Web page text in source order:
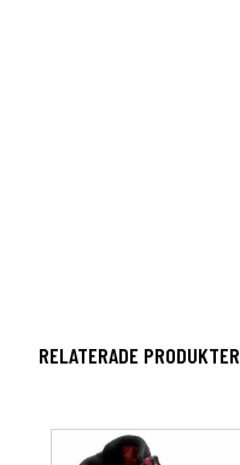
RELATERADE PRODUKTER